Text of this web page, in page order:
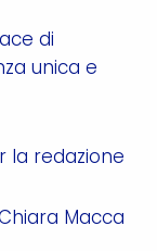
di
unica e
la redazione
Macca